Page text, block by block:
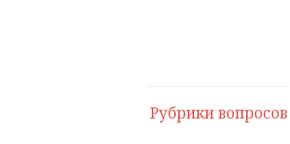
Рубрики вопросов